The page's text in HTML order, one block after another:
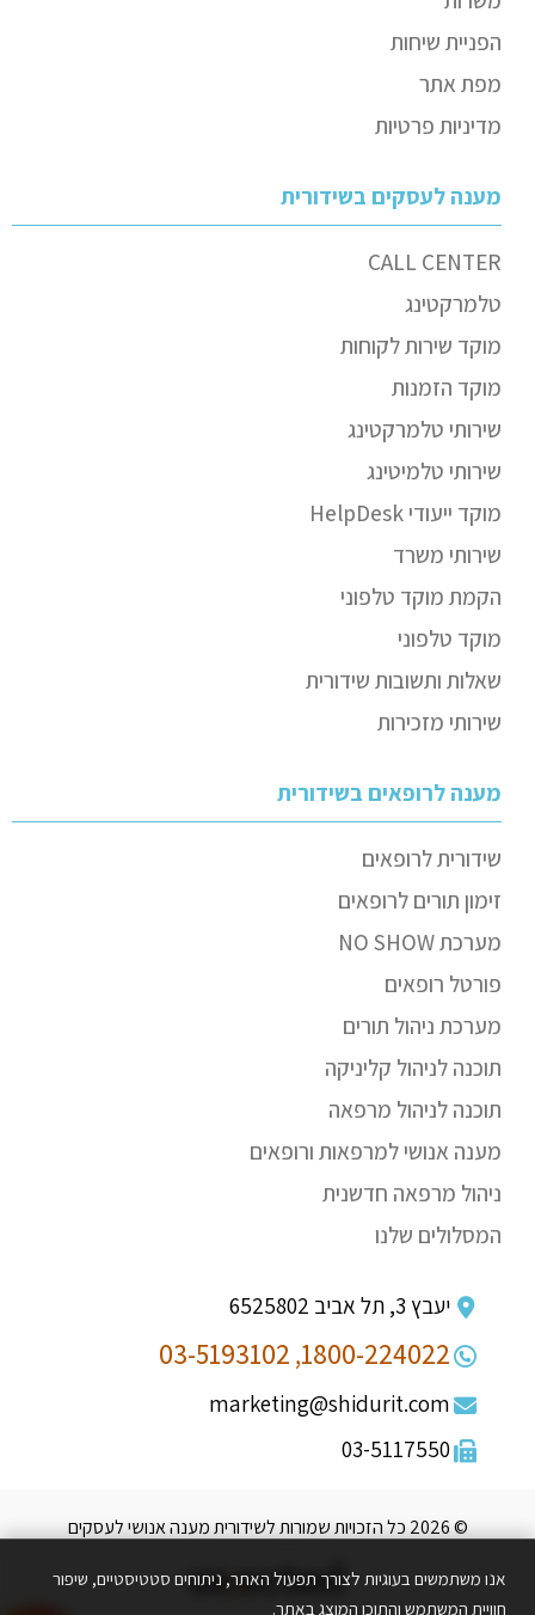
הפניית שיחות
מפת אתר
מדיניות פרטיות
מענה לעסקים בשידורית
CALL CENTER
טלמרקטינג
מוקד שירות לקוחות
מוקד הזמנות
שירותי טלמרקטינג
שירותי טלמיטינג
מוקד ייעודי HelpDesk
שירותי משרד
הקמת מוקד טלפוני
מוקד טלפוני
שאלות ותשובות שידורית
שירותי מזכירות
מענה לרופאים בשידורית
שידורית לרופאים
זימון תורים לרופאים
מערכת NO SHOW
פורטל רופאים
מערכת ניהול תורים
תוכנה לניהול קליניקה
תוכנה לניהול מרפאה
מענה אנושי למרפאות ורופאים
ניהול מרפאה חדשנית
המסלולים שלנו
יעבץ 3, תל אביב 6525802
1800-224022,
03-5193102
marketing@shidurit.com
03-5117550
© 2026 כל הזכויות שמורות לשידורית מענה אנושי לעסקים
אנו משתמשים בעוגיות לצורך תפעול האתר, ניתוחים סטטיסטיים, שיפור
חוויית המשתמש והתוכן המוצג באתר.